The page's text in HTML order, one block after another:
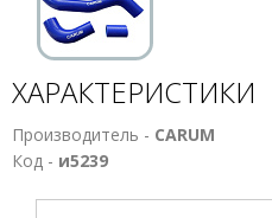
ХАРАКТЕРИСТИКИ
Производитель - CARUM
Код - и5239